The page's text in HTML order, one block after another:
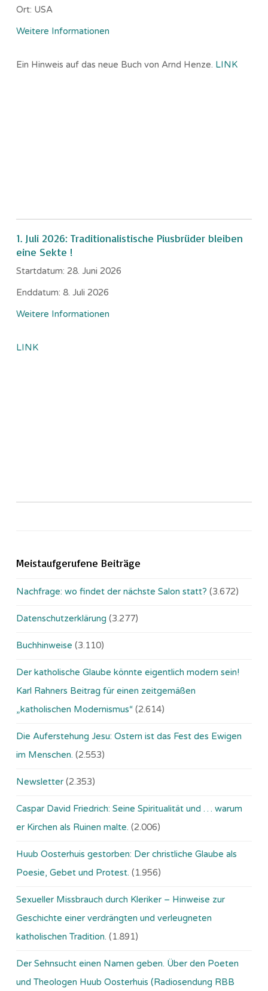
Ort: USA
Weitere Informationen
Ein Hinweis auf das neue Buch von Arnd Henze. LINK
1. Juli 2026: Traditionalistische Piusbrüder bleiben
eine Sekte !
Startdatum: 28. Juni 2026
Enddatum: 8. Juli 2026
Weitere Informationen
LINK
Meistaufgerufene Beiträge
Nachfrage: wo findet der nächste Salon statt? (3.672)
Datenschutzerklärung (3.277)
Buchhinweise (3.110)
Der katholische Glaube könnte eigentlich modern sein!
Karl Rahners Beitrag für einen zeitgemäßen
„katholischen Modernismus“ (2.614)
Die Auferstehung Jesu: Ostern ist das Fest des Ewigen
im Menschen. (2.553)
Newsletter (2.353)
Caspar David Friedrich: Seine Spiritualität und … warum
er Kirchen als Ruinen malte. (2.006)
Huub Oosterhuis gestorben: Der christliche Glaube als
Poesie, Gebet und Protest. (1.956)
Sexueller Missbrauch durch Kleriker – Hinweise zur
Geschichte einer verdrängten und verleugneten
katholischen Tradition. (1.891)
Der Sehnsucht einen Namen geben. Über den Poeten
und Theologen Huub Oosterhuis (Ra­dio­sen­dung RBB